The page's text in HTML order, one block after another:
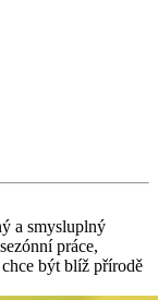
a smysluplný
práce,
být blíž přírodě